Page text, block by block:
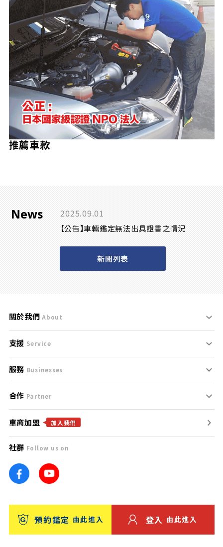
推薦車款
News 2025.09.01
【公告】車輛鑑定無法出具證書之情況
新聞列表
關於我們 About
刊登規範
服務條款
免責聲明
隱私權政策
團隊
車訊網
台灣優良中古車商大獎
支援 Service
支援中心
聯絡我們
服務 Businesses
什麼是Goo鑑定？
找好車
找好店
找海外車
消費者評價
保固
合作 Partner
合作夥伴
廣告合作
車商加盟 加入我們
社群 Follow us on
預約鑑定 由此進入 登入 由此進入